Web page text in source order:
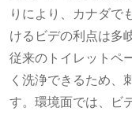
りにより、カナダで
けるビデの利点は多
従来のトイレットペ
く洗浄できるため、
す。環境面では、ビ